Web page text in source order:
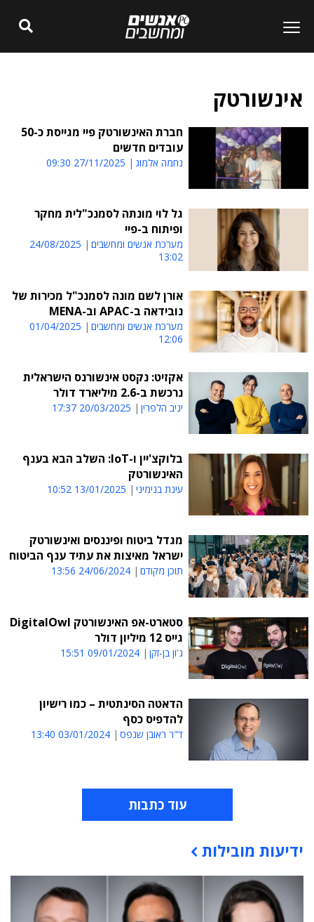
אינשורטק
חברת האינשורטק פיי מגייסת כ-50
עובדים חדשים
נחמה אלמוג 27/11/2025 09:30
גל לוי מונתה לסמנכ"לית מחקר
ופיתוח ב-פיי
מערכת אנשים ומחשבים
24/08/2025
13:02
אורן לשם מונה לסמנכ"ל מכירות של
נובידאה ב-APAC וב-MENA
מערכת אנשים ומחשבים
01/04/2025
12:06
אקזיט: נקסט אינשורנס הישראלית
נרכשת ב-2.6 מיליארד דולר
יניב הלפרין 20/03/2025 17:37
בלוקצ'יין ו-IoT: השלב הבא בענף
האינשורטק
עינת בנימיני 13/01/2025 10:52
מגדל ביטוח ופיננסים ואינשורטק
ישראל מאיצות את עתיד ענף הביטוח
תוכן מקודם 24/06/2024 13:56
סטארט-אפ האינשורטק DigitalOwl
גייס 12 מיליון דולר
ג'ון בן-זקן 09/01/2024 15:51
הדאטה הסינתטית – כמו רישיון
להדפיס כסף
ד"ר ראובן שנפס 03/01/2024 13:40
עוד כתבות
תוכן פרסומי
ידיעות מובילות